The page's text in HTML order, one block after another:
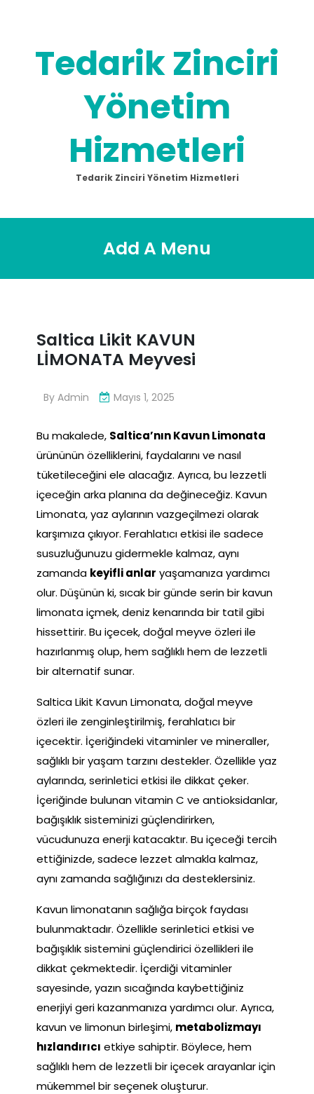
Tedarik Zinciri
Yönetim
Hizmetleri
Tedarik Zinciri Yönetim Hizmetleri
Add A Menu
Saltica Likit KAVUN
LİMONATA Meyvesi
By Admin Mayıs 1, 2025
Bu makalede, Saltica’nın Kavun Limonata
ürününün özelliklerini, faydalarını ve nasıl
tüketileceğini ele alacağız. Ayrıca, bu lezzetli
içeceğin arka planına da değineceğiz. Kavun
Limonata, yaz aylarının vazgeçilmezi olarak
karşımıza çıkıyor. Ferahlatıcı etkisi ile sadece
susuzluğunuzu gidermekle kalmaz, aynı
zamanda keyifli anlar yaşamanıza yardımcı
olur. Düşünün ki, sıcak bir günde serin bir kavun
limonata içmek, deniz kenarında bir tatil gibi
hissettirir. Bu içecek, doğal meyve özleri ile
hazırlanmış olup, hem sağlıklı hem de lezzetli
bir alternatif sunar.
Saltica Likit Kavun Limonata, doğal meyve
özleri ile zenginleştirilmiş, ferahlatıcı bir
içecektir. İçeriğindeki vitaminler ve mineraller,
sağlıklı bir yaşam tarzını destekler. Özellikle yaz
aylarında, serinletici etkisi ile dikkat çeker.
İçeriğinde bulunan vitamin C ve antioksidanlar,
bağışıklık sisteminizi güçlendirirken,
vücudunuza enerji katacaktır. Bu içeceği tercih
ettiğinizde, sadece lezzet almakla kalmaz,
aynı zamanda sağlığınızı da desteklersiniz.
Kavun limonatanın sağlığa birçok faydası
bulunmaktadır. Özellikle serinletici etkisi ve
bağışıklık sistemini güçlendirici özellikleri ile
dikkat çekmektedir. İçerdiği vitaminler
sayesinde, yazın sıcağında kaybettiğiniz
enerjiyi geri kazanmanıza yardımcı olur. Ayrıca,
kavun ve limonun birleşimi, metabolizmayı
hızlandırıcı etkiye sahiptir. Böylece, hem
sağlıklı hem de lezzetli bir içecek arayanlar için
mükemmel bir seçenek oluşturur.